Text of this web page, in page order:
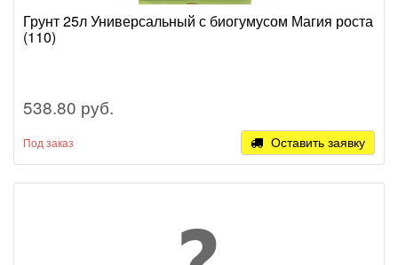
Грунт 25л Универсальный с биогумусом Магия роста
(110)
538.80 руб.
Под заказ Оставить заявку